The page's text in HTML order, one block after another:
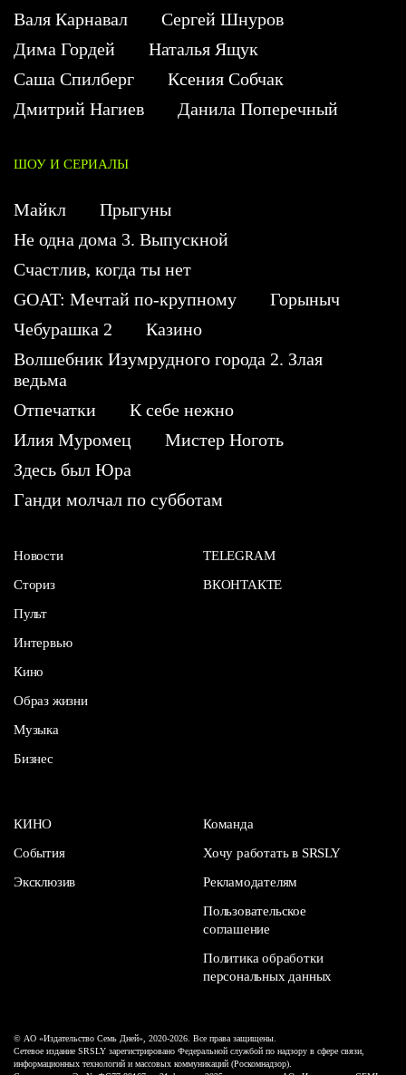
Валя Карнавал
Сергей Шнуров
Дима Гордей
Наталья Ящук
Саша Спилберг
Ксения Собчак
Дмитрий Нагиев
Данила Поперечный
ШОУ И СЕРИАЛЫ
Майкл
Прыгуны
Не одна дома 3. Выпускной
Счастлив, когда ты нет
GOAT: Мечтай по-крупному
Горыныч
Чебурашка 2
Казино
Волшебник Изумрудного города 2. Злая
ведьма
Отпечатки
К себе нежно
Илия Муромец
Мистер Ноготь
Здесь был Юра
Ганди молчал по субботам
Новости
Сториз
Пульт
Интервью
Кино
Образ жизни
Музыка
Бизнес
TELEGRAM
ВКОНТАКТЕ
КИНО
События
Эксклюзив
Команда
Хочу работать в SRSLY
Рекламодателям
Пользовательское
соглашение
Политика обработки
персональных данных
© АО «Издательство Семь Дней», 2020-2026. Все права защищены.
Сетевое издание SRSLY зарегистрировано Федеральной службой по надзору в сфере связи,
информационных технологий и массовых коммуникаций (Роскомнадзор).